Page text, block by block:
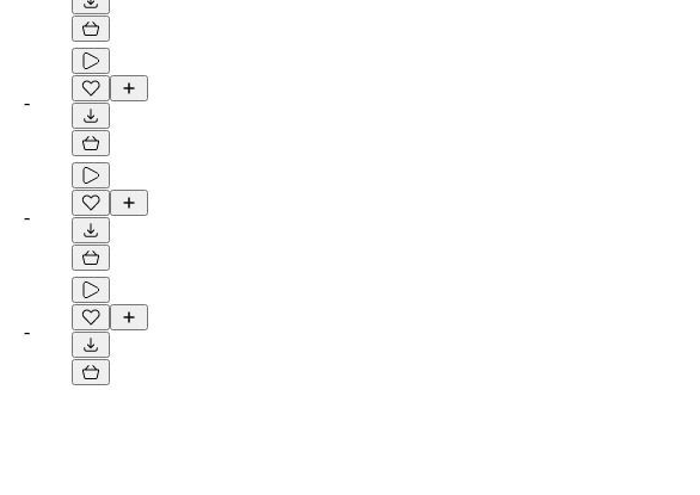
-
-
-